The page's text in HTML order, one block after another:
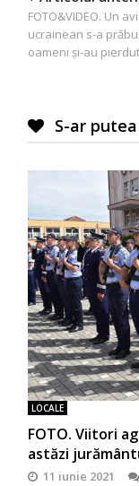
în
articole
FOTO&VIDEO. Un
ucrainean s-a
oameni și-au
S-ar
LOCALE
FOTO. Viitori
astăzi
11 iunie 2021